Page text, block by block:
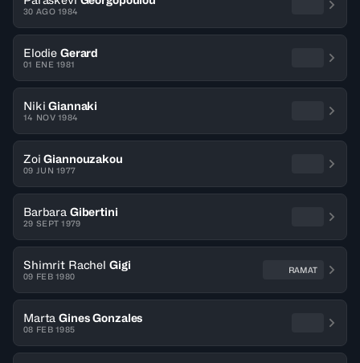
30 AGO 1984
Elodie Gerard
01 ENE 1981
Niki Giannaki
14 NOV 1984
Zoi Giannouzakou
09 JUN 1977
Barbara Gibertini
29 SEPT 1979
Shimrit Rachel Gigi
09 FEB 1980
RAMAT
Marta Gines Gonzales
08 FEB 1985